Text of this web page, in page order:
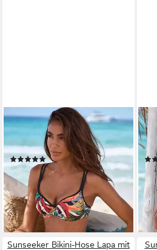
SUNSEEKER
Bikini-Hose Marla mit kontrast
Details
(2)
29,99 €
lieferbar - in 1-2 Werktagen bei dir
-
Sunseeker Bikini-Hose Lapa mit